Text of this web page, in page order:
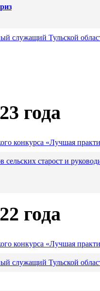
служащий Тульской
года
конкурса «Лучшая
старост и
года
конкурса «Лучшая
служащий Тульской